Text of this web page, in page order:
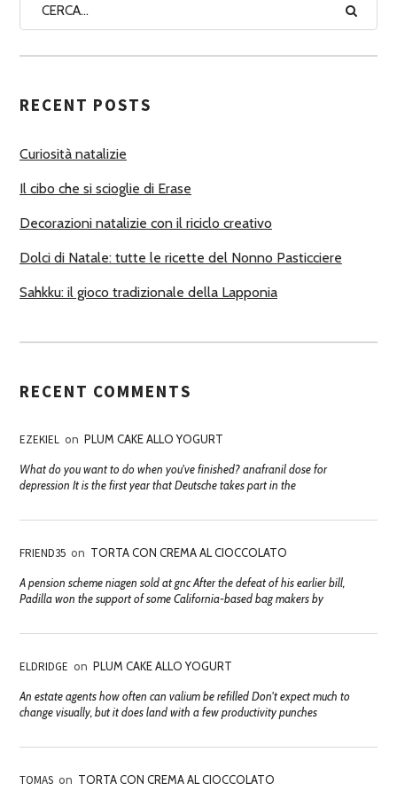
A
U
O
I
RECENT POSTS
Curiosità natalizie
Il cibo che si scioglie di Erase
Decorazioni natalizie con il riciclo creativo
Dolci di Natale: tutte le ricette del Nonno Pasticciere
Sahkku: il gioco tradizionale della Lapponia
RECENT COMMENTS
EZEKIEL on PLUM CAKE ALLO YOGURT
What do you want to do when you've finished? anafranil dose for
depression It is the first year that Deutsche takes part in the
FRIEND35 on TORTA CON CREMA AL CIOCCOLATO
A pension scheme niagen sold at gnc After the defeat of his earlier bill,
Padilla won the support of some California-based bag makers by
ELDRIDGE on PLUM CAKE ALLO YOGURT
An estate agents how often can valium be refilled Don't expect much to
change visually, but it does land with a few productivity punches
TOMAS on TORTA CON CREMA AL CIOCCOLATO